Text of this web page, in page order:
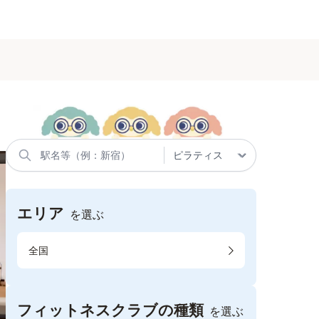
エリア を選ぶ
全国
フィットネスクラブの種類 を選ぶ